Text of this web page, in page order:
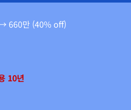
660만 (40% off)
10년